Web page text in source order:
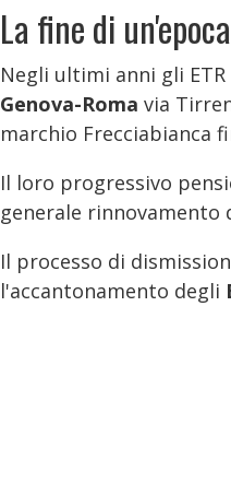
La fine di un'epoca
Negli ultimi anni gli
Genova-Roma via
marchio Frecciabianca
Il loro progressivo
generale rinnovamento
Il processo di
l'accantonamento degli